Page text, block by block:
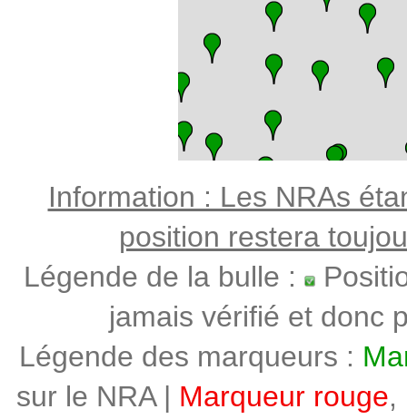
Information : Les NRAs
position restera
Légende de la bulle :
jamais vérifié et donc
Légende des marqueurs :
sur le NRA | Marqueur rouge,